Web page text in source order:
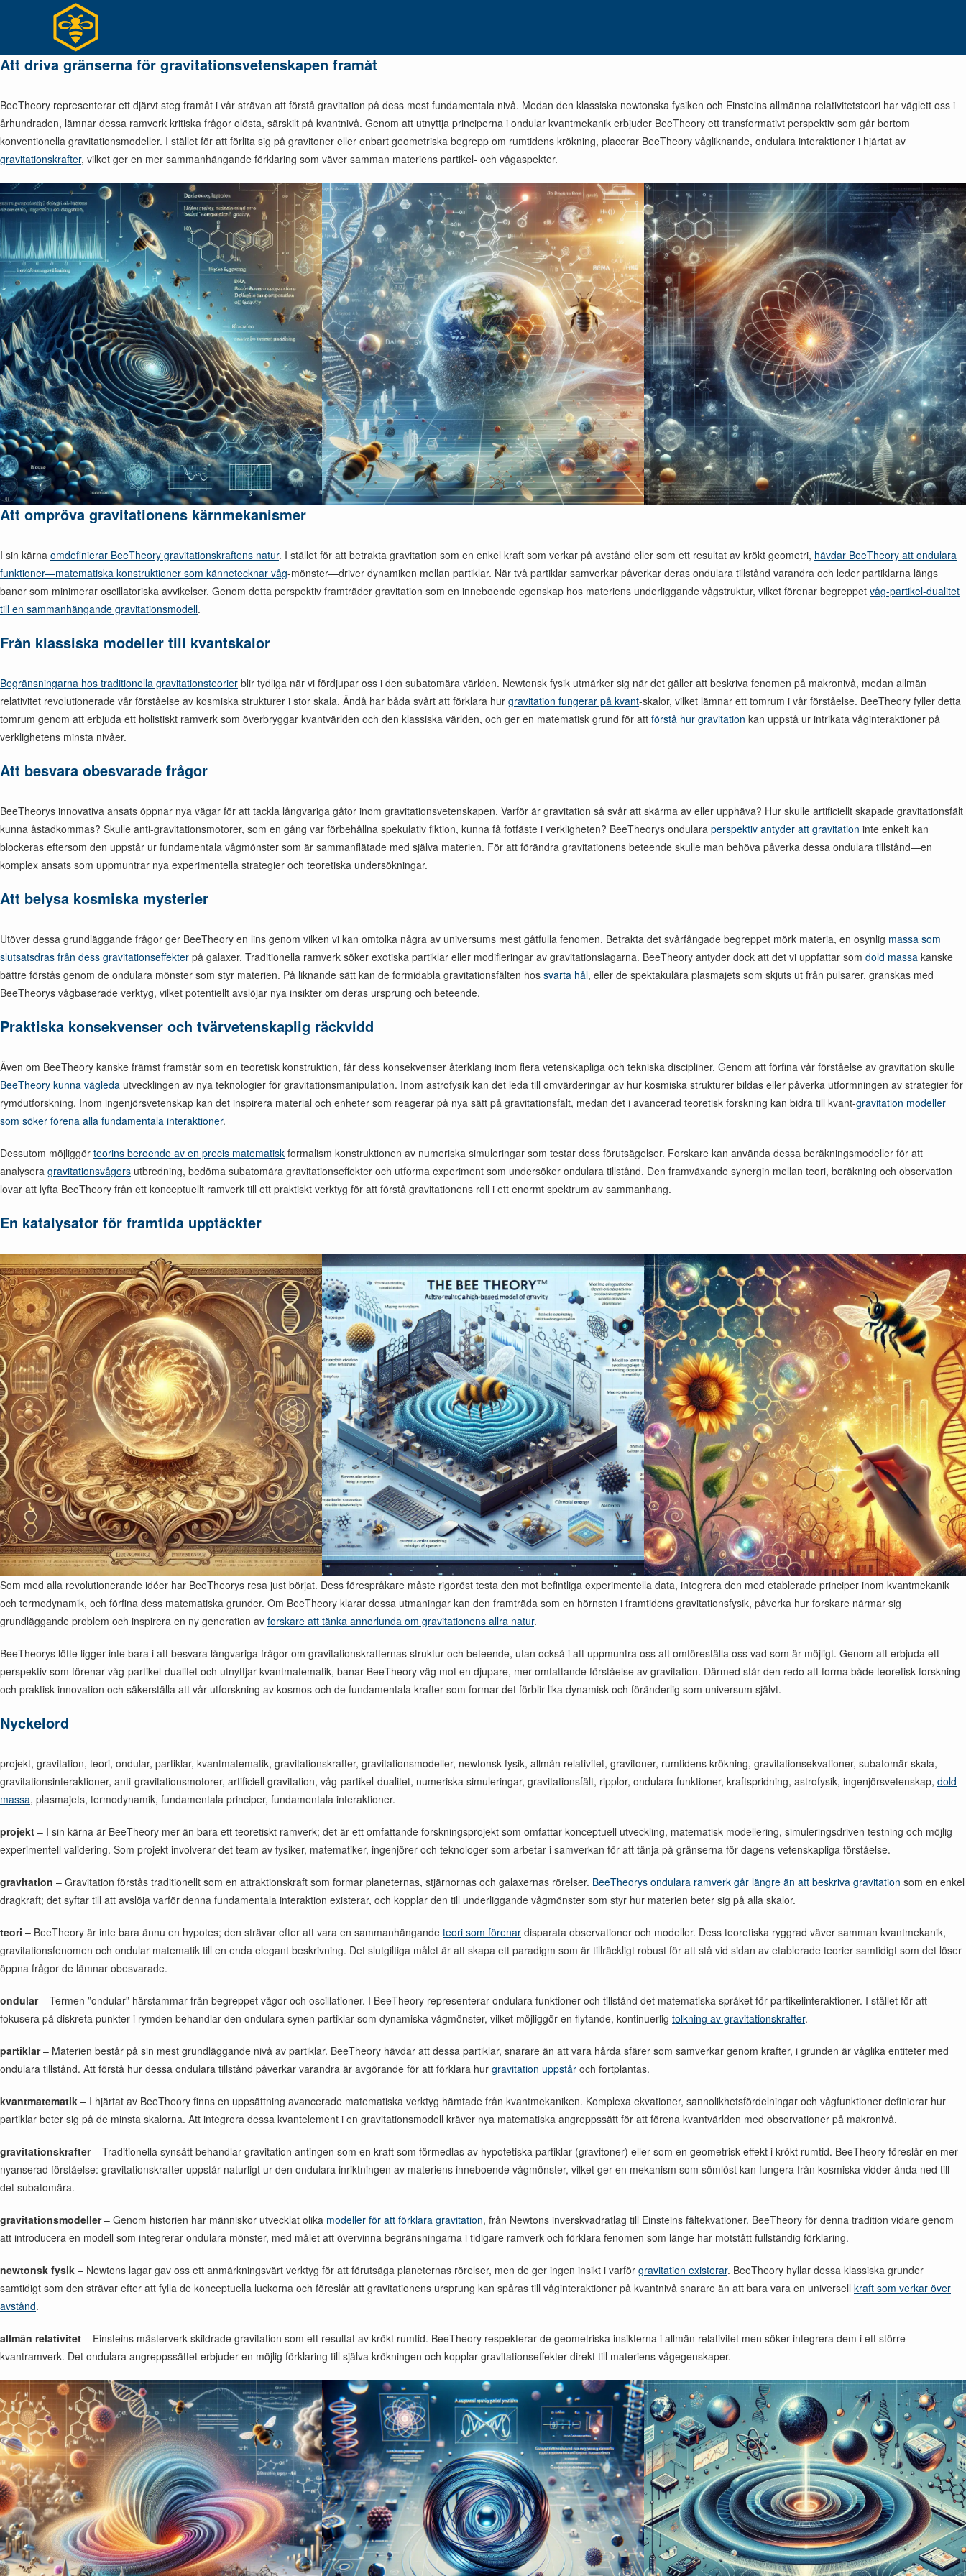
Att driva gränserna för gravitationsvetenskapen framåt
BeeTheory representerar ett djärvt steg framåt i vår strävan att förstå gravitation på dess mest fundamentala nivå. Medan den klassiska newtonska fysiken och Einsteins allmänna relativitetsteori har väglett oss i
århundraden, lämnar dessa ramverk kritiska frågor olösta, särskilt på kvantnivå. Genom att utnyttja principerna i ondular kvantmekanik erbjuder BeeTheory ett transformativt perspektiv som går bortom
konventionella gravitationsmodeller. I stället för att förlita sig på gravitoner eller enbart geometriska begrepp om rumtidens krökning, placerar BeeTheory vågliknande, ondulara interaktioner i hjärtat av
gravitationskrafter, vilket ger en mer sammanhängande förklaring som väver samman materiens partikel- och vågaspekter.
Att ompröva gravitationens kärnmekanismer
I sin kärna omdefinierar BeeTheory gravitationskraftens natur. I stället för att betrakta gravitation som en enkel kraft som verkar på avstånd eller som ett resultat av krökt geometri, hävdar BeeTheory att ondulara
funktioner—matematiska konstruktioner som kännetecknar våg-mönster—driver dynamiken mellan partiklar. När två partiklar samverkar påverkar deras ondulara tillstånd varandra och leder partiklarna längs
banor som minimerar oscillatoriska avvikelser. Genom detta perspektiv framträder gravitation som en inneboende egenskap hos materiens underliggande vågstruktur, vilket förenar begreppet våg-partikel-dualitet
till en sammanhängande gravitationsmodell.
Från klassiska modeller till kvantskalor
Begränsningarna hos traditionella gravitationsteorier blir tydliga när vi fördjupar oss i den subatomära världen. Newtonsk fysik utmärker sig när det gäller att beskriva fenomen på makronivå, medan allmän
relativitet revolutionerade vår förståelse av kosmiska strukturer i stor skala. Ändå har båda svårt att förklara hur gravitation fungerar på kvant-skalor, vilket lämnar ett tomrum i vår förståelse. BeeTheory fyller detta
tomrum genom att erbjuda ett holistiskt ramverk som överbryggar kvantvärlden och den klassiska världen, och ger en matematisk grund för att förstå hur gravitation kan uppstå ur intrikata våginteraktioner på
verklighetens minsta nivåer.
Att besvara obesvarade frågor
BeeTheorys innovativa ansats öppnar nya vägar för att tackla långvariga gåtor inom gravitationsvetenskapen. Varför är gravitation så svår att skärma av eller upphäva? Hur skulle artificiellt skapade gravitationsfält
kunna åstadkommas? Skulle anti-gravitationsmotorer, som en gång var förbehållna spekulativ fiktion, kunna få fotfäste i verkligheten? BeeTheorys ondulara perspektiv antyder att gravitation inte enkelt kan
blockeras eftersom den uppstår ur fundamentala vågmönster som är sammanflätade med själva materien. För att förändra gravitationens beteende skulle man behöva påverka dessa ondulara tillstånd—en
komplex ansats som uppmuntrar nya experimentella strategier och teoretiska undersökningar.
Att belysa kosmiska mysterier
Utöver dessa grundläggande frågor ger BeeTheory en lins genom vilken vi kan omtolka några av universums mest gåtfulla fenomen. Betrakta det svårfångade begreppet mörk materia, en osynlig massa som
slutsatsdras från dess gravitationseffekter på galaxer. Traditionella ramverk söker exotiska partiklar eller modifieringar av gravitationslagarna. BeeTheory antyder dock att det vi uppfattar som dold massa kanske
bättre förstås genom de ondulara mönster som styr materien. På liknande sätt kan de formidabla gravitationsfälten hos svarta hål, eller de spektakulära plasmajets som skjuts ut från pulsarer, granskas med
BeeTheorys vågbaserade verktyg, vilket potentiellt avslöjar nya insikter om deras ursprung och beteende.
Praktiska konsekvenser och tvärvetenskaplig räckvidd
Även om BeeTheory kanske främst framstår som en teoretisk konstruktion, får dess konsekvenser återklang inom flera vetenskapliga och tekniska discipliner. Genom att förfina vår förståelse av gravitation skulle
BeeTheory kunna vägleda utvecklingen av nya teknologier för gravitationsmanipulation. Inom astrofysik kan det leda till omvärderingar av hur kosmiska strukturer bildas eller påverka utformningen av strategier för
rymdutforskning. Inom ingenjörsvetenskap kan det inspirera material och enheter som reagerar på nya sätt på gravitationsfält, medan det i avancerad teoretisk forskning kan bidra till kvant-gravitation modeller
som söker förena alla fundamentala interaktioner.
Dessutom möjliggör teorins beroende av en precis matematisk formalism konstruktionen av numeriska simuleringar som testar dess förutsägelser. Forskare kan använda dessa beräkningsmodeller för att
analysera gravitationsvågors utbredning, bedöma subatomära gravitationseffekter och utforma experiment som undersöker ondulara tillstånd. Den framväxande synergin mellan teori, beräkning och observation
lovar att lyfta BeeTheory från ett konceptuellt ramverk till ett praktiskt verktyg för att förstå gravitationens roll i ett enormt spektrum av sammanhang.
En katalysator för framtida upptäckter
Som med alla revolutionerande idéer har BeeTheorys resa just börjat. Dess förespråkare måste rigoröst testa den mot befintliga experimentella data, integrera den med etablerade principer inom kvantmekanik
och termodynamik, och förfina dess matematiska grunder. Om BeeTheory klarar dessa utmaningar kan den framträda som en hörnsten i framtidens gravitationsfysik, påverka hur forskare närmar sig
grundläggande problem och inspirera en ny generation av forskare att tänka annorlunda om gravitationens allra natur.
BeeTheorys löfte ligger inte bara i att besvara långvariga frågor om gravitationskrafternas struktur och beteende, utan också i att uppmuntra oss att omföreställa oss vad som är möjligt. Genom att erbjuda ett
perspektiv som förenar våg-partikel-dualitet och utnyttjar kvantmatematik, banar BeeTheory väg mot en djupare, mer omfattande förståelse av gravitation. Därmed står den redo att forma både teoretisk forskning
och praktisk innovation och säkerställa att vår utforskning av kosmos och de fundamentala krafter som formar det förblir lika dynamisk och föränderlig som universum självt.
Nyckelord
projekt, gravitation, teori, ondular, partiklar, kvantmatematik, gravitationskrafter, gravitationsmodeller, newtonsk fysik, allmän relativitet, gravitoner, rumtidens krökning, gravitationsekvationer, subatomär skala,
gravitationsinteraktioner, anti-gravitationsmotorer, artificiell gravitation, våg-partikel-dualitet, numeriska simuleringar, gravitationsfält, ripplor, ondulara funktioner, kraftspridning, astrofysik, ingenjörsvetenskap, dold
massa, plasmajets, termodynamik, fundamentala principer, fundamentala interaktioner.
projekt – I sin kärna är BeeTheory mer än bara ett teoretiskt ramverk; det är ett omfattande forskningsprojekt som omfattar konceptuell utveckling, matematisk modellering, simuleringsdriven testning och möjlig
experimentell validering. Som projekt involverar det team av fysiker, matematiker, ingenjörer och teknologer som arbetar i samverkan för att tänja på gränserna för dagens vetenskapliga förståelse.
gravitation – Gravitation förstås traditionellt som en attraktionskraft som formar planeternas, stjärnornas och galaxernas rörelser. BeeTheorys ondulara ramverk går längre än att beskriva gravitation som en enkel
dragkraft; det syftar till att avslöja varför denna fundamentala interaktion existerar, och kopplar den till underliggande vågmönster som styr hur materien beter sig på alla skalor.
teori – BeeTheory är inte bara ännu en hypotes; den strävar efter att vara en sammanhängande teori som förenar disparata observationer och modeller. Dess teoretiska ryggrad väver samman kvantmekanik,
gravitationsfenomen och ondular matematik till en enda elegant beskrivning. Det slutgiltiga målet är att skapa ett paradigm som är tillräckligt robust för att stå vid sidan av etablerade teorier samtidigt som det löser
öppna frågor de lämnar obesvarade.
ondular– Termen ”ondular” härstammar från begreppet vågor och oscillationer. I BeeTheory representerar ondulara funktioner och tillstånd det matematiska språket för partikelinteraktioner. I stället för att
fokusera på diskreta punkter i rymden behandlar den ondulara synen partiklar som dynamiska vågmönster, vilket möjliggör en flytande, kontinuerlig tolkning av gravitationskrafter.
partiklar– Materien består på sin mest grundläggande nivå av partiklar. BeeTheory hävdar att dessa partiklar, snarare än att vara hårda sfärer som samverkar genom krafter, i grunden är våglika entiteter med
ondulara tillstånd. Att förstå hur dessa ondulara tillstånd påverkar varandra är avgörande för att förklara hur gravitation uppstår och fortplantas.
kvantmatematik – I hjärtat av BeeTheory finns en uppsättning avancerade matematiska verktyg hämtade från kvantmekaniken. Komplexa ekvationer, sannolikhetsfördelningar och vågfunktioner definierar hur
partiklar beter sig på de minsta skalorna. Att integrera dessa kvantelement i en gravitationsmodell kräver nya matematiska angreppssätt för att förena kvantvärlden med observationer på makronivå.
gravitationskrafter– Traditionella synsätt behandlar gravitation antingen som en kraft som förmedlas av hypotetiska partiklar (gravitoner) eller som en geometrisk effekt i krökt rumtid. BeeTheory föreslår en mer
nyanserad förståelse: gravitationskrafter uppstår naturligt ur den ondulara inriktningen av materiens inneboende vågmönster, vilket ger en mekanism som sömlöst kan fungera från kosmiska vidder ända ned till
det subatomära.
gravitationsmodeller– Genom historien har människor utvecklat olika modeller för att förklara gravitation, från Newtons inverskvadratlag till Einsteins fältekvationer. BeeTheory för denna tradition vidare genom
att introducera en modell som integrerar ondulara mönster, med målet att övervinna begränsningarna i tidigare ramverk och förklara fenomen som länge har motstått fullständig förklaring.
newtonsk fysik – Newtons lagar gav oss ett anmärkningsvärt verktyg för att förutsäga planeternas rörelser, men de ger ingen insikt i varför gravitation existerar. BeeTheory hyllar dessa klassiska grunder
samtidigt som den strävar efter att fylla de konceptuella luckorna och föreslår att gravitationens ursprung kan spåras till våginteraktioner på kvantnivå snarare än att bara vara en universell kraft som verkar över
avstånd.
allmän relativitet – Einsteins mästerverk skildrade gravitation som ett resultat av krökt rumtid. BeeTheory respekterar de geometriska insikterna i allmän relativitet men söker integrera dem i ett större
kvantramverk. Det ondulara angreppssättet erbjuder en möjlig förklaring till själva krökningen och kopplar gravitationseffekter direkt till materiens vågegenskaper.